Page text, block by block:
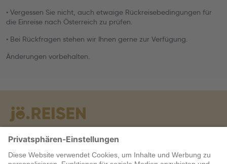
• Vergessen Sie nicht, auch etwaige Rückreisebedingungen für
die Einreise nach Österreich zu prüfen.
• Bei Rückfragen stehen wir Ihnen gerne zur Verfügung.
Änderungen vorbehalten.
Warum jö?